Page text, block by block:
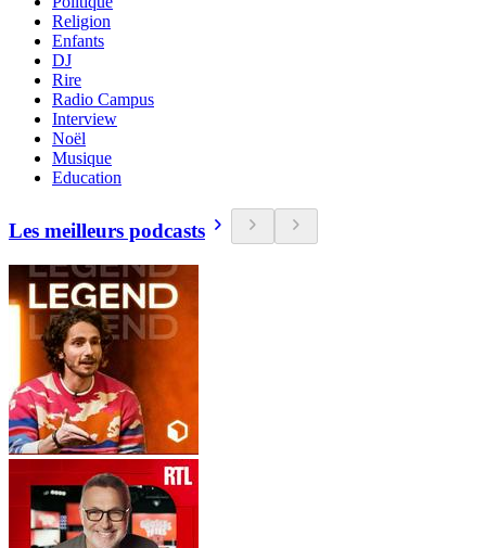
Religion
Enfants
DJ
Rire
Radio Campus
Interview
Noël
Musique
Education
Les meilleurs podcasts